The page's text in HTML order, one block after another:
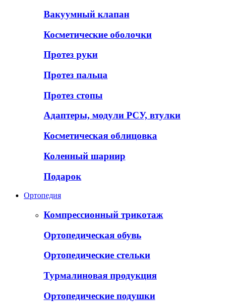
Вакуумный клапан
Косметические оболочки
Протез руки
Протез пальца
Протез стопы
Адаптеры, модули РСУ, втулки
Косметическая облицовка
Коленный шарнир
Подарок
Ортопедия
Компрессионный трикотаж
Ортопедическая обувь
Ортопедические стельки
Турмалиновая продукция
Ортопедические подушки